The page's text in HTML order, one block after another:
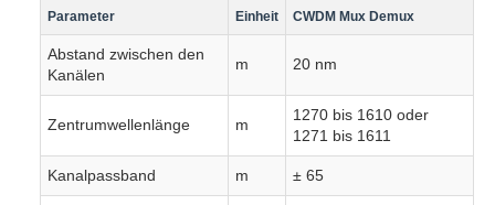
Parameter Einheit CWDM Mux Demux
Abstand zwischen den
Kanälen
m 20 nm
Zentrumwellenlänge m
1270 bis 1610 oder
1271 bis 1611
Kanalpassband m ± 65